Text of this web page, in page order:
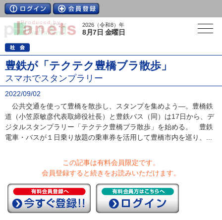
2026（令和8）年
8月7日 金曜日
豊鉄が「テクテク豊橋ブラ散歩」
スマホでスタンプラリー
2022/09/02
公共交通を使って豊橋を散歩し、スタンプを集めよう―。豊橋鉄
道（小笠原敏彦代表取締役社長）と豊鉄バス（同）は17日から、デ
ジタルスタンプラリー「テクテク豊橋ブラ散歩」を始める。 豊鉄
電車・バスが１日乗り放題の乗車券を活用して豊橋市内を巡り、...
この記事は有料会員限定です。
会員登録すると続きをお読みいただけます。